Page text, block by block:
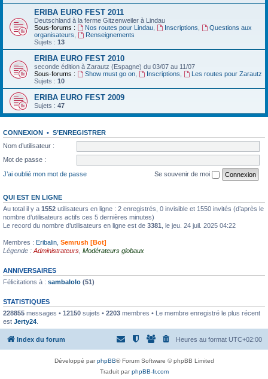
ERIBA EURO FEST 2011
Deutschland‏ à la ferme Gitzenweiler à Lindau
Sous-forums :
Nos routes pour Lindau, Inscriptions
Questions aux
organisateurs
Renseignements
Sujets : 13
ERIBA EURO FEST 2010
seconde édition à Zarautz (Espagne) du 03/07 au 11/07
Sous-forums :
Show must go on, Inscriptions
Les routes pour Zarautz
Sujets : 10
ERIBA EURO FEST 2009
Sujets : 47
CONNEXION • S’ENREGISTRER
Nom d’utilisateur :
Mot de passe :
J’ai oublié mon mot de passe
Se souvenir de moi
QUI EST EN LIGNE
Au total il y a 1552 utilisateurs en ligne : 2 enregistrés, 0 invisible et 1550 invités (d’après le
nombre d’utilisateurs actifs ces 5 dernières minutes)
Le record du nombre d’utilisateurs en ligne est de 3381 , le jeu. 24 juil. 2025 04:22
Membres : Eribalin Semrush [Bot]
Légende : Administrateurs Modérateurs globaux
ANNIVERSAIRES
Félicitations à : sambalolo (51)
STATISTIQUES
228855 messages • 12150 sujets • 2203 membres • Le membre enregistré le plus récent
est Jerty24
Index du forum Heures au format UTC+02:00
Développé parphpBB® Forum Software © phpBB Limited
Traduit parphpBB-fr.com